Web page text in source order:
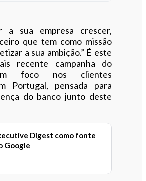
a sua empresa crescer,
que tem como missão
a sua ambição.” É este
recente campanha do
foco nos clientes
Portugal, pensada para
do banco junto deste
Digest como fonte
Google